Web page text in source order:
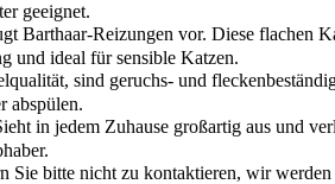
geeignet.
Reizungen vor. Diese flachen
und ideal für sensible Katzen.
sind geruchs- und
abspülen.
in jedem Zuhause großartig aus und
Sie bitte nicht zu kontaktieren, wir